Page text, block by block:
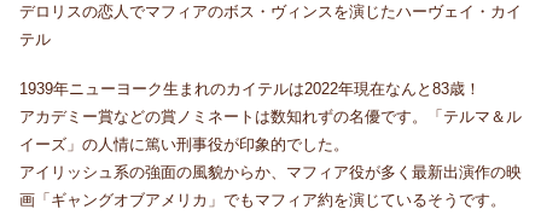
デロリスの恋人でマフィアのボス・ヴィンスを演じたハーヴェイ・カイ
テル
1939年ニューヨーク生まれのカイテルは2022年現在なんと83歳！
アカデミー賞などの賞ノミネートは数知れずの名優です。「テルマ＆ル
イーズ」の人情に篤い刑事役が印象的でした。
アイリッシュ系の強面の風貌からか、マフィア役が多く最新出演作の映
画「ギャングオブアメリカ」でもマフィア約を演じているそうです。